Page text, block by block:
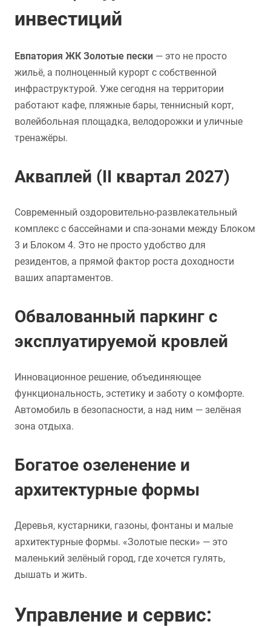
инвестиций
Евпатория ЖК Золотые пески — это не просто
жильё, а полноценный курорт с собственной
инфраструктурой. Уже сегодня на территории
работают кафе, пляжные бары, теннисный корт,
волейбольная площадка, велодорожки и уличные
тренажёры.
Акваплей (II квартал 2027)
Современный оздоровительно-развлекательный
комплекс с бассейнами и спа-зонами между Блоком
3 и Блоком 4. Это не просто удобство для
резидентов, а прямой фактор роста доходности
ваших апартаментов.
Обвалованный паркинг с
эксплуатируемой кровлей
Инновационное решение, объединяющее
функциональность, эстетику и заботу о комфорте.
Автомобиль в безопасности, а над ним — зелёная
зона отдыха.
Богатое озеленение и
архитектурные формы
Деревья, кустарники, газоны, фонтаны и малые
архитектурные формы. «Золотые пески» — это
маленький зелёный город, где хочется гулять,
дышать и жить.
Управление и сервис: